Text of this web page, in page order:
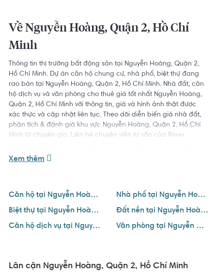
Về Nguyễn Hoàng, Quận 2, Hồ Chí
Minh
Thông tin thị trường bất động sản tại Nguyễn Hoàng, Quận 2,
Hồ Chí Minh. Dự án căn hộ chung cư, nhà phố, biệt thự đang
rao bán tại Nguyễn Hoàng, Quận 2, Hồ Chí Minh. Nhà đất, căn
hộ dịch vụ và văn phòng cho thuê giá tốt nhất Nguyễn Hoàng,
Quận 2, Hồ Chí Minh với thông tin, giá và hình ảnh thật được
xác thực và cập nhật liên tục. Theo dõi diễn biến giá nhà đất,
phân tích & đánh giá khu vực Nguyễn Hoàng, Quận 2, Hồ Chí
Minh từ chuyên gia. Liên hệ chuyên viên tư vấn của Rever
số hotline1800 234 546
Xem thêm
Căn hộ tại Nguyễn Hoàng, Quận 2, Hồ Chí Minh
Nhà phố tại Nguyễn Hoàng, Quận 2, Hồ Chí Minh
Biệt thự tại Nguyễn Hoàng, Quận 2, Hồ Chí Minh
Đất nền tại Nguyễn Hoàng, Quận 2, Hồ Chí Minh
Căn hộ dịch vụ tại Nguyễn Hoàng, Quận 2, Hồ Chí Minh
Văn phòng tại Nguyễn Hoàng, Quận 2, Hồ Chí Minh
Lân cận Nguyễn Hoàng, Quận 2, Hồ Chí Minh